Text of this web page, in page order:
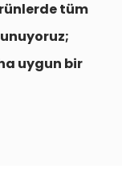
tüm
uygun bir